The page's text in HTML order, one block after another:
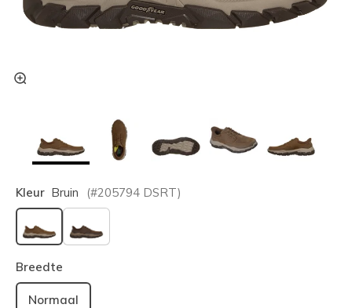
Kleur Bruin (#205794 DSRT)
geselecteerd
Breedte
Normaal